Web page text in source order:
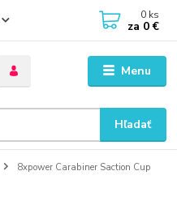
Menu
Hľadať
0 ks
za 0 €
8xpower Carabiner Saction Cup